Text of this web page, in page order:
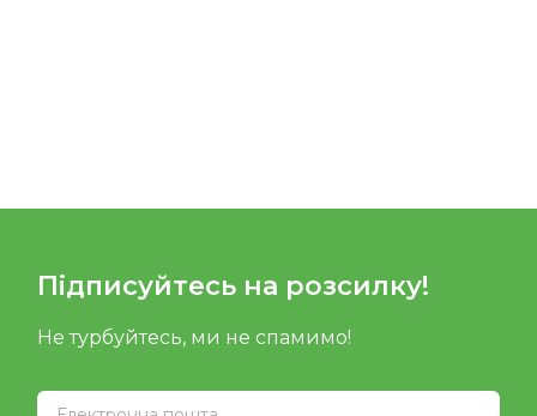
Підписуйтесь на розсилку!
Не турбуйтесь, ми не спамимо!